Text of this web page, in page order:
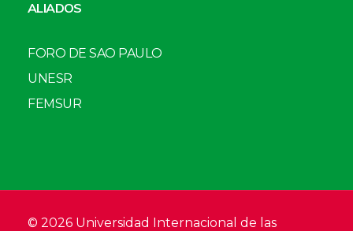
ALIADOS
FORO DE SAO PAULO
UNESR
FEMSUR
© 2026 Universidad Internacional de las